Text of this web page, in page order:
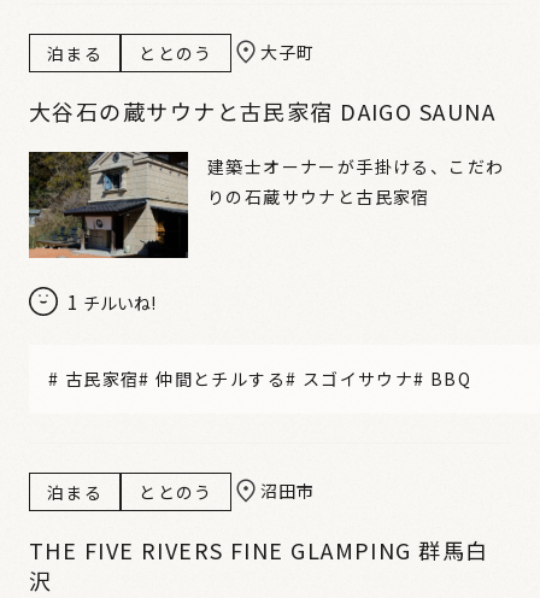
泊まる ととのう 大子町
大谷石の蔵サウナと古民家宿 DAIGO SAUNA
1 チルいね!
建築士オーナーが手掛ける、こだわ
りの石蔵サウナと古民家宿
# 古民家宿#仲間とチルする# スゴイサウナ# BBQ
泊まる ととのう 沼田市
THE FIVE RIVERS FINE GLAMPING 群馬白
沢